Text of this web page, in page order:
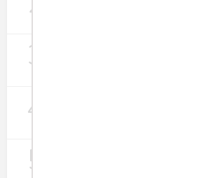
3
4
5